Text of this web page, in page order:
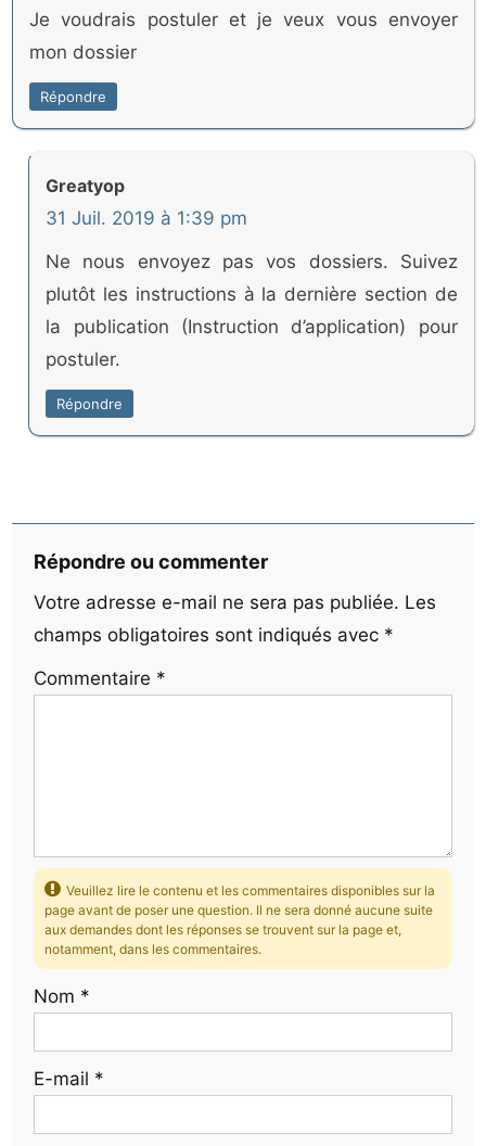
Je voudrais postuler et je veux vous envoyer
mon dossier
Répondre
Greatyop
31 Juil. 2019 à 1:39 pm
Ne nous envoyez pas vos dossiers. Suivez
plutôt les instructions à la dernière section de
la publication (Instruction d’application) pour
postuler.
Répondre
Répondre ou commenter
Votre adresse e-mail ne sera pas publiée. Les
champs obligatoires sont indiqués avec *
Commentaire *
Veuillez lire le contenu et les commentaires disponibles sur la
page avant de poser une question. Il ne sera donné aucune suite
aux demandes dont les réponses se trouvent sur la page et,
notamment, dans les commentaires.
Nom *
E-mail *